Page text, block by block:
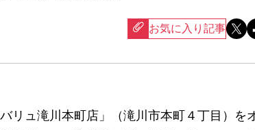
お気に入り記事
リュ滝川本町店」（滝川市本町４丁目）を